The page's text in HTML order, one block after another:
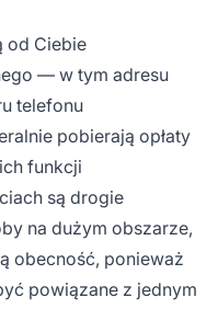
od Ciebie
— w tym adresu
telefonu
pobierają opłaty
funkcji
są drogie
na dużym obszarze,
obecność, ponieważ
powiązane z jednym